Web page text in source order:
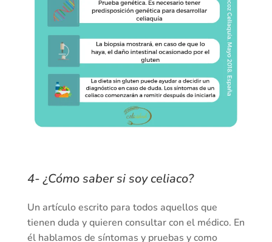
4- ¿Cómo saber si soy celiaco?
Un artículo escrito para todos aquellos que
tienen duda y quieren consultar con el médico. En
él hablamos de síntomas y pruebas y como